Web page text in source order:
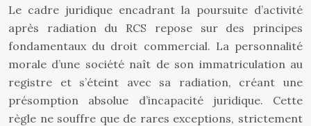
Le cadre juridique encadrant la poursuite d’activité
après radiation du RCS repose sur des principes
fondamentaux du droit commercial. La personnalité
morale d’une société naît de son immatriculation au
registre et s’éteint avec sa radiation, créant une
présomption absolue d’incapacité juridique. Cette
règle ne souffre que de rares exceptions, strictement